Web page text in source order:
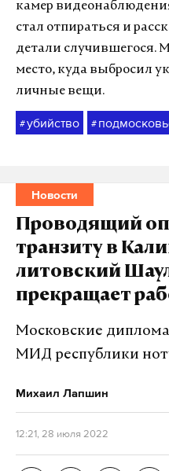
камер
стал отпираться и
детали случившегося.
место, куда выбросил
личные вещи.
#убийство #
Новости
Проводящий
транзиту в
литовский
прекращает
Московские
МИД республики
Михаил Лапшин
12:21, 28 июля 2022